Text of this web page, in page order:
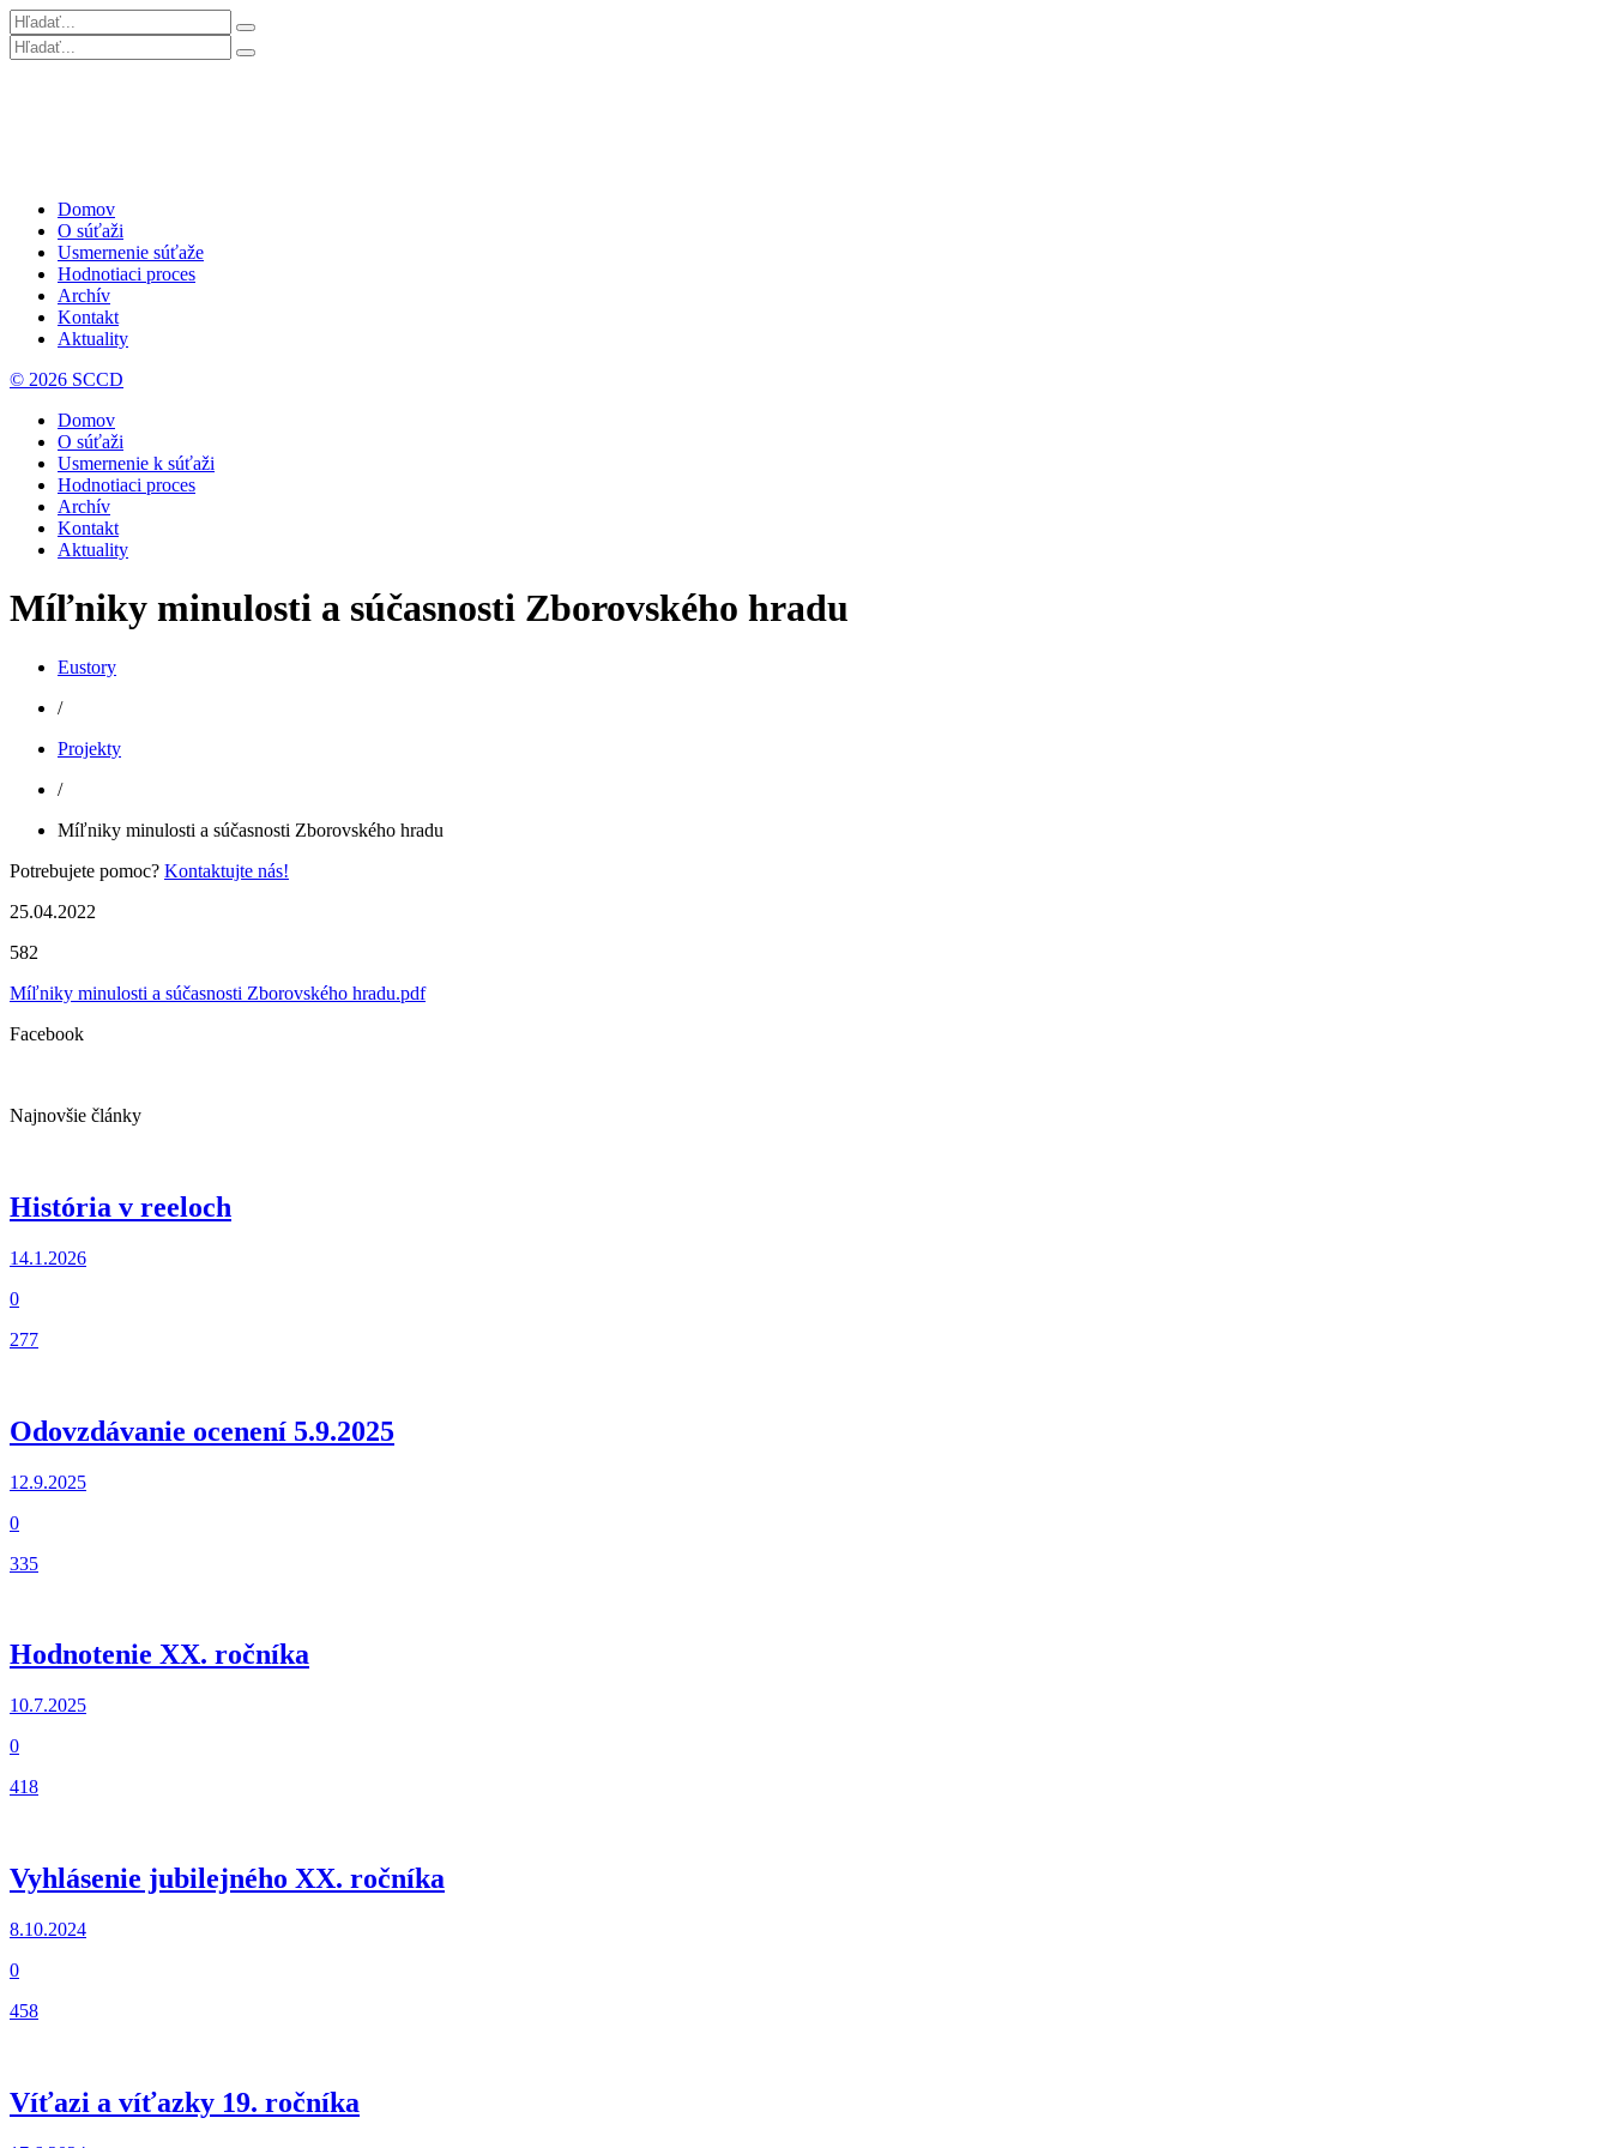
Domov
O súťaži
Usmernenie súťaže
Hodnotiaci proces
Archív
Kontakt
Aktuality
© 2026 SCCD
Domov
O súťaži
Usmernenie k súťaži
Hodnotiaci proces
Archív
Kontakt
Aktuality
Míľniky minulosti a súčasnosti Zborovského hradu
Eustory
/
Projekty
/
Míľniky minulosti a súčasnosti Zborovského hradu
Potrebujete pomoc? Kontaktujte nás!
25.04.2022
582
Míľniky minulosti a súčasnosti Zborovského hradu.pdf
Facebook
Najnovšie články
História v reeloch
14.1.2026
0
277
Odovzdávanie ocenení 5.9.2025
12.9.2025
0
335
Hodnotenie XX. ročníka
10.7.2025
0
418
Vyhlásenie jubilejného XX. ročníka
8.10.2024
0
458
Víťazi a víťazky 19. ročníka